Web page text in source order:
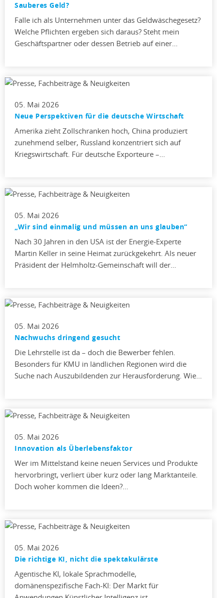
Sauberes Geld?
Falle ich als Unternehmen unter das Geldwäschegesetz?
Welche Pflichten ergeben sich daraus? Steht mein
Geschäftspartner oder dessen Betrieb auf einer…
05. Mai 2026
Neue Perspektiven für die deutsche Wirtschaft
Amerika zieht Zollschranken hoch, China produziert
zunehmend selber, Russland konzentriert sich auf
Kriegswirtschaft. Für deutsche Exporteure –…
05. Mai 2026
„Wir sind einmalig und müssen an uns glauben“
Nach 30 Jahren in den USA ist der Energie-Experte
Martin Keller in seine Heimat zurückgekehrt. Als neuer
Präsident der Helmholtz-Gemeinschaft will der…
05. Mai 2026
Nachwuchs dringend gesucht
Die Lehrstelle ist da – doch die Bewerber fehlen.
Besonders für KMU in ländlichen Regionen wird die
Suche nach Auszubildenden zur Herausforderung. Wie…
05. Mai 2026
Innovation als Überlebensfaktor
Wer im Mittelstand keine neuen Services und Produkte
hervorbringt, verliert über kurz oder lang Marktanteile.
Doch woher kommen die Ideen?…
05. Mai 2026
Die richtige KI, nicht die spektakulärste
Agentische KI, lokale Sprachmodelle,
domänenspezifische Fach-KI: Der Markt für